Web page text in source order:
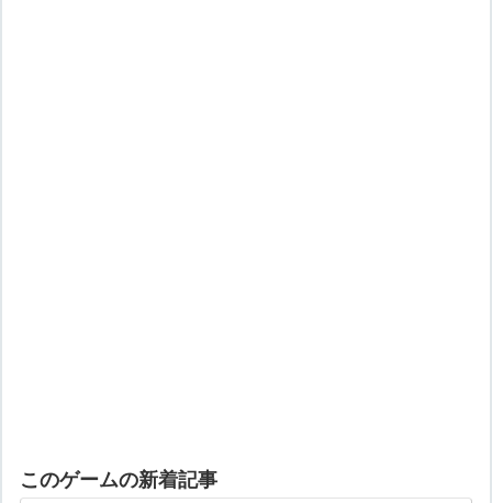
このゲームの新着記事